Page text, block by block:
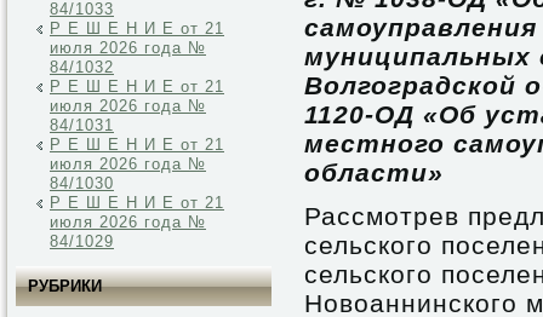
84/1033
Р Е Ш Е Н И Е от 21
июля 2026 года №
84/1032
Р Е Ш Е Н И Е от 21
июля 2026 года №
84/1031
Р Е Ш Е Н И Е от 21
июля 2026 года №
84/1030
Р Е Ш Е Н И Е от 21
июля 2026 года №
84/1029
РУБРИКИ
муниципальных
Волгоградской
1120-ОД «Об
местного
области»
Рассмотрев
сельского
сельского
Новоаннинского